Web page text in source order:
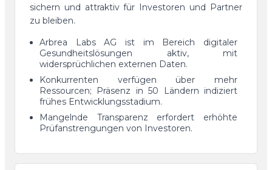
sichern und attraktiv für Investoren und Partner
zu bleiben.
Arbrea Labs AG ist im Bereich digitaler
Gesundheitslösungen aktiv, mit
widersprüchlichen externen Daten.
Konkurrenten verfügen über mehr
Ressourcen; Präsenz in 50 Ländern indiziert
frühes Entwicklungsstadium.
Mangelnde Transparenz erfordert erhöhte
Prüfanstrengungen von Investoren.